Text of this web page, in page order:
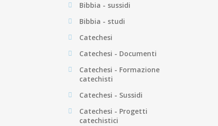
Bibbia - sussidi
Bibbia - studi
Catechesi
Catechesi - Documenti
Catechesi - Formazione
catechisti
Catechesi - Sussidi
Catechesi - Progetti
catechistici